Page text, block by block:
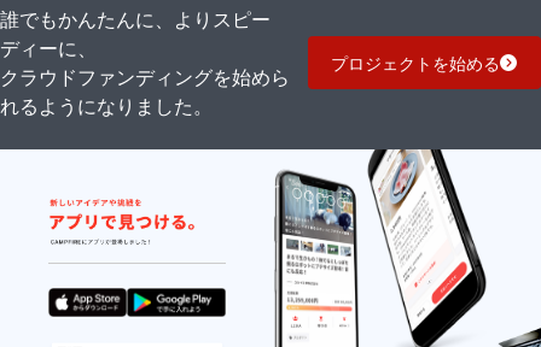
誰でもかんたんに、よりスピー
ディーに、
クラウドファンディングを始めら
れるようになりました。
プロジェクトを始める